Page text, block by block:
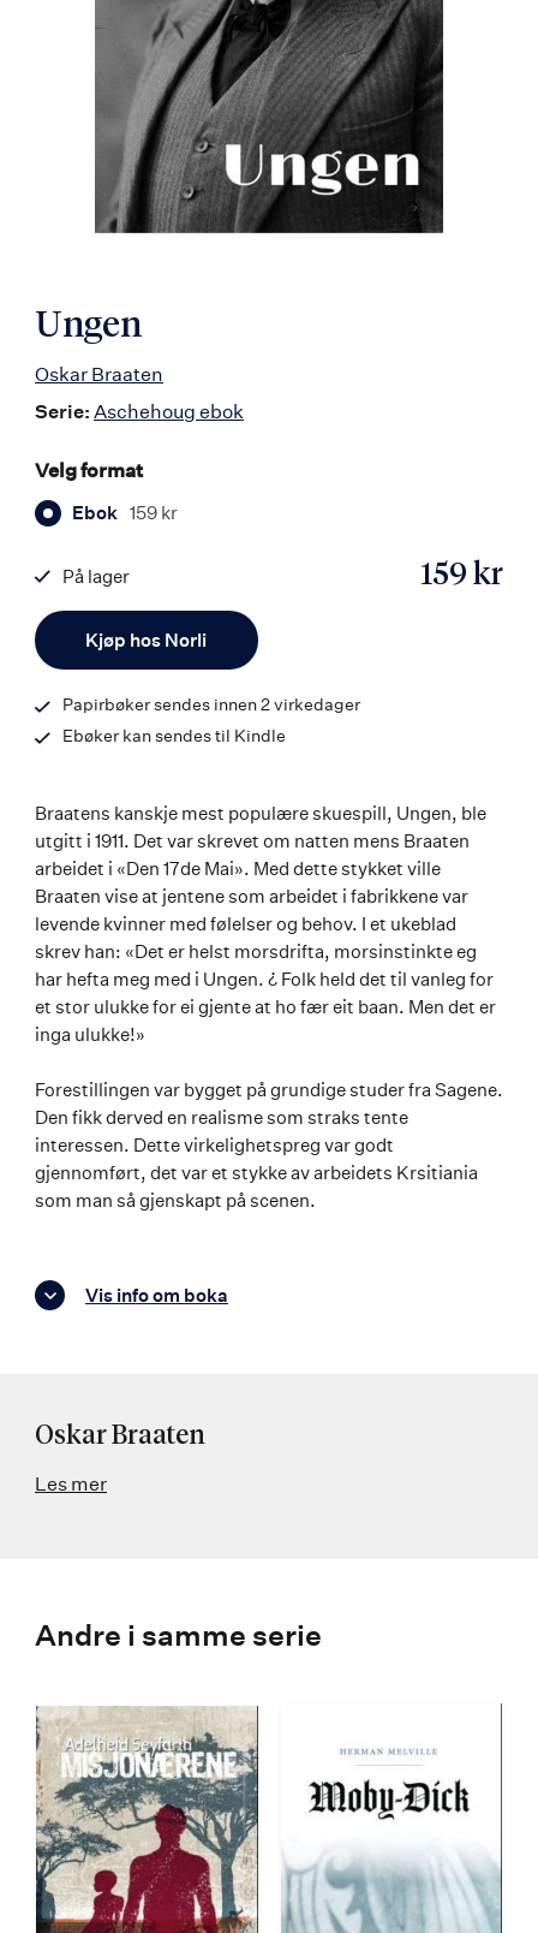
Ungen
Oskar Braaten
Serie: Aschehoug ebok
Velg format
Ebok 159 kr
Kjøp hos Norli
159 kr
På lager
9788203358531
Papirbøker sendes innen 2 virkedager
Ebøker kan sendes til Kindle
Braatens kanskje mest populære skuespill, Ungen, ble
utgitt i 1911. Det var skrevet om natten mens Braaten
arbeidet i «Den 17de Mai». Med dette stykket ville
Braaten vise at jentene som arbeidet i fabrikkene var
levende kvinner med følelser og behov. I et ukeblad
skrev han: «Det er helst morsdrifta, morsinstinkte eg
har hefta meg med i Ungen. ¿ Folk held det til vanleg for
et stor ulukke for ei gjente at ho fær eit baan. Men det er
inga ulukke!»
Forestillingen var bygget på grundige studer fra Sagene.
Den fikk derved en realisme som straks tente
interessen. Dette virkelighetspreg var godt
gjennomført, det var et stykke av arbeidets Krsitiania
som man så gjenskapt på scenen.
Vis info om boka
Oskar Braaten
Les mer
Andre i samme serie